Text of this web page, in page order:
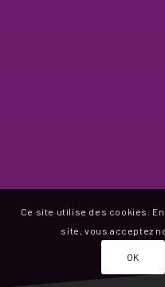
Ce site utilise des cookies.
site, vous acceptez
OK